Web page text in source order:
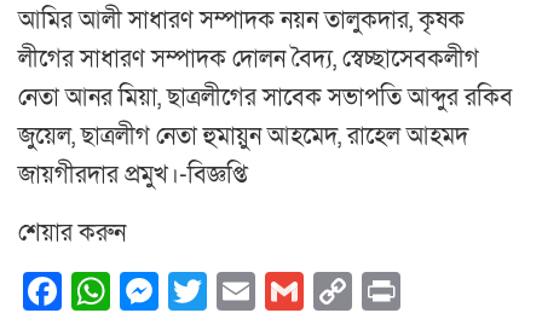
আমির আলী সাধারণ সম্পাদক নয়ন তালুকদার, কৃষক
লীগের সাধারণ সম্পাদক দোলন বৈদ্য, স্বেচ্ছাসেবকলীগ
নেতা আনর মিয়া, ছাত্রলীগের সাবেক সভাপতি আব্দুর রকিব
জুয়েল, ছাত্রলীগ নেতা হুমায়ুন আহমেদ, রাহেল আহমদ
জায়গীরদার প্রমুখ।-বিজ্ঞপ্তি
শেয়ার করুন
Facebook
WhatsApp
Messenger
Twitter
EmailGmail
Copy